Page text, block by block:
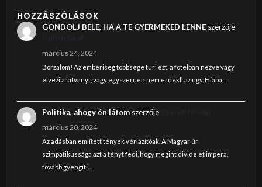
HOZZÁSZÓLÁSOK
GONDOLJ BELE, HA A TE GYERMEKED LENNEszerzője
március 24, 2024
Borzalom! Az emberiseg tobbsege turi ezt, a fotelban nezve vagy
elvezi a latvanyt, vagy egyszeruen nem erdekli az ugy. Hiaba…
Politika, ahogy én látomszerzője
március 20, 2024
Az adásban említett tények vérlázítóak. A Magyar úr
szimpatikussága azt a tényt fedi, hogy megint divide et impera,
tovább gyengíti…